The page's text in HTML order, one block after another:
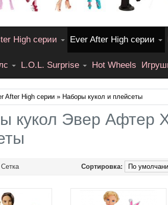
High серии Ever After High серии
L.O.L. Surprise Hot Wheels
After High серии » Наборы кукол и плейсеты
кукол Эвер Афтер
Сетка Сортировка: